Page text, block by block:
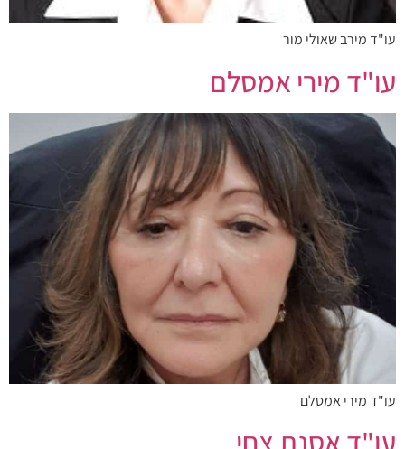
עו"ד מירב שאולי מור
עו"ד מירי אמסלם
עו"ד מירי אמסלם